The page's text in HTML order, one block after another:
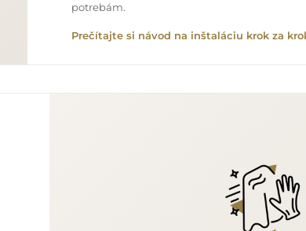
potrebám.
Prečítajte si návod na inštaláciu krok za